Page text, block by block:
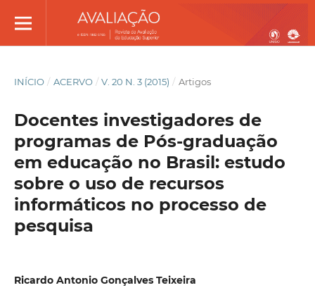
INÍCIO / ACERVO / V. 20 N. 3 (2015) / Artigos
Docentes investigadores de
programas de Pós-graduação
em educação no Brasil: estudo
sobre o uso de recursos
informáticos no processo de
pesquisa
Ricardo Antonio Gonçalves Teixeira